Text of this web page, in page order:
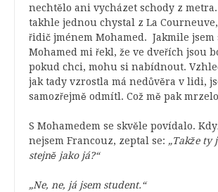
nechtělo ani vycházet schody z metra.
takhle jednou chystal z La
řidič jménem Mohamed. Jakmile jsem
Mohamed mi řekl, že ve dveřích jsou
pokud chci, mohu si nabídnout.
jak tady vzrostla má nedůvěra v lidi,
samozřejmě odmítl. Což mě pak
S Mohamedem se skvěle povídalo.
nejsem Francouz, zeptal se: „Takže ty
stejně jako já?“
„Ne, ne, já jsem student.“